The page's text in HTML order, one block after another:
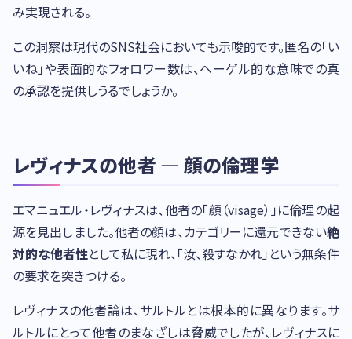
み実現される。
この洞察は現代のSNS社会においても示唆的です。匿名の「い
いね」や表面的なフォロワー数は、ヘーゲル的な意味での真
の承認を提供しうるでしょうか。
レヴィナスの他者 — 顔の倫理学
エマニュエル・レヴィナスは、他者の「顔（visage）」に倫理の起
源を見出しました。他者の顔は、カテゴリーに還元できない絶
対的な他者性として私に現れ、「汝、殺すなかれ」という無条件
の要求を突きつける。
レヴィナスの他者論は、サルトルとは根本的に異なります。サ
ルトルにとって他者のまなざしは脅威でしたが、レヴィナスに